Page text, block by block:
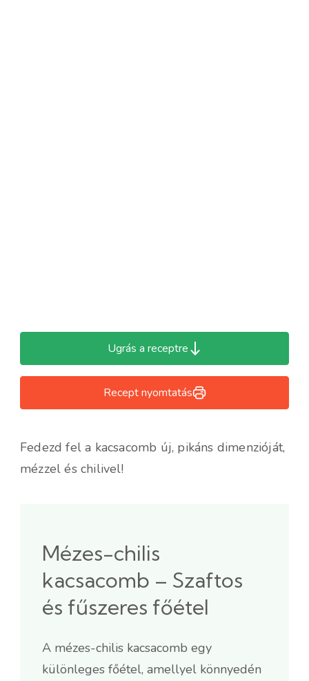
Ugrás a receptre
Recept nyomtatás
Fedezd fel a kacsacomb új, pikáns dimenzióját,
mézzel és chilivel!
Mézes-chilis
kacsacomb – Szaftos
és fűszeres főétel
A mézes-chilis kacsacomb egy
különleges főétel, amellyel könnyedén